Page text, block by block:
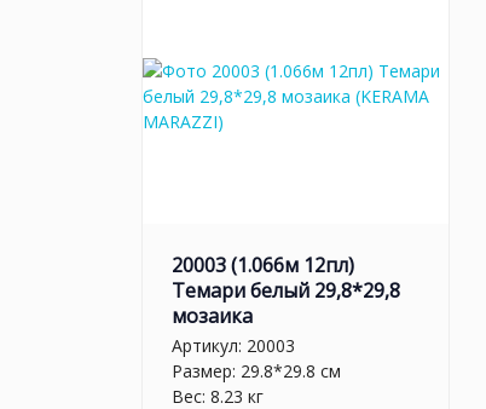
20003 (1.066м 12пл)
Темари белый 29,8*29,8
мозаика
Артикул: 20003
Размер: 29.8*29.8 см
Вес: 8.23 кг